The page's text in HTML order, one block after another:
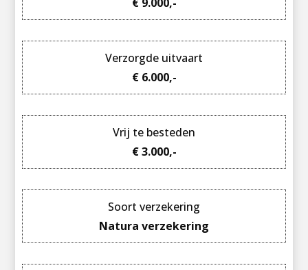
Verzorgde uitvaart
€ 6.000,-
Vrij te besteden
€ 3.000,-
Soort verzekering
Natura verzekering